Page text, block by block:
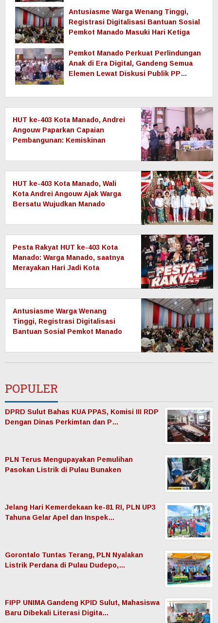
Antusiasme Warga Wenang Tinggi,
Registrasi Digitalisasi Bantuan Sosial
Pemkot Manado Masuki Hari Ketiga
Pemkot Manado Perkuat Perlindungan
Anak di Era Digital, Gandeng Semua
Elemen Lewat Diskusi Publik PP
HUT ke-403 Kota Manado, Andrei
Angouw Paparkan Capaian
Pembangunan: Kemiskinan
Tumbuh
HUT ke-403 Kota Manado, Wali
Kota Andrei Angouw Ajak Warga
Bersatu Wujudkan Manado
Pesta Rakyat HUT ke-403 Kota
Manado: Warga Manado, saatnya
Merayakan Hari Jadi Kota
Antusiasme Warga Wenang
Tinggi, Registrasi Digitalisasi
Bantuan Sosial Pemkot Manado
POPULER
DPRD Sulut Bahas KUA PPAS, Komisi III RDP
Dengan Dinas Perkimtan dan P…
PLN Terus Mengupayakan Pemulihan
Pasokan Listrik di Pulau Bunaken
Jelang Hari Kemerdekaan ke-81 RI, PLN UP3
Tahuna Gelar Apel dan Inspek…
Gorontalo Tuntas Terang, PLN Nyalakan
Listrik Perdana di Pulau Dudepo,…
FIPP UNIMA Gandeng KPID Sulut, Mahasiswa
Baru Dibekali Literasi Digita…